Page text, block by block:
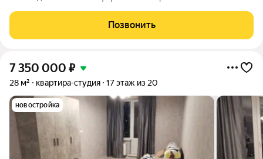
освещения произведена замена балконного блока: дверь и
окно со стеклопакетами лоджия
Позвонить
7 350 000 ₽
28 м² квартира-студия 17 этаж из 20
новостройка